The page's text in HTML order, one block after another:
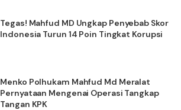
Tegas! Mahfud MD Ungkap Penyebab Skor
Indonesia Turun 14 Poin Tingkat Korupsi
Menko Polhukam Mahfud Md Meralat
Pernyataan Mengenai Operasi Tangkap
Tangan KPK